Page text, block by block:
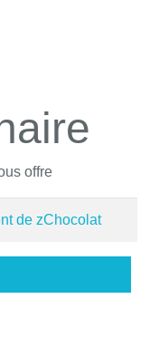
offre
de zChocolat